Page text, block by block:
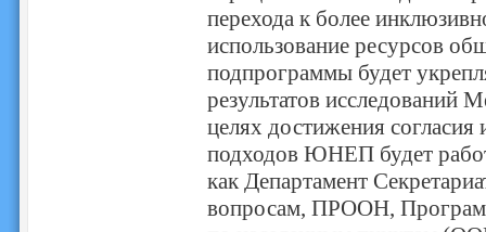
перехода к более
использование ресурсов
подпрограммы будет
результатов
целях достижения
подходов ЮНЕП будет
как Департамент
вопросам, ПРООН,